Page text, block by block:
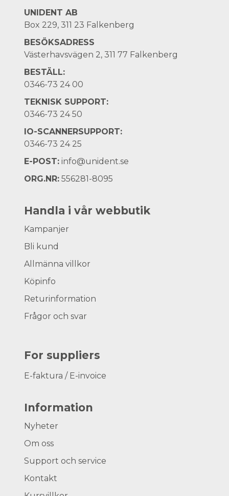
UNIDENT AB
Box 229, 311 23 Falkenberg
BESÖKSADRESS
Västerhavsvägen 2, 311 77 Falkenberg
BESTÄLL:
0346-73 24 00
TEKNISK SUPPORT:
0346-73 24 50
IO-SCANNERSUPPORT:
0346-73 24 25
E-POST: info@unident.se
ORG.NR: 556281-8095
Handla i vår webbutik
Kampanjer
Bli kund
Allmänna villkor
Köpinfo
Returinformation
Frågor och svar
For suppliers
E-faktura / E-invoice
Information
Nyheter
Om oss
Support och service
Kontakt